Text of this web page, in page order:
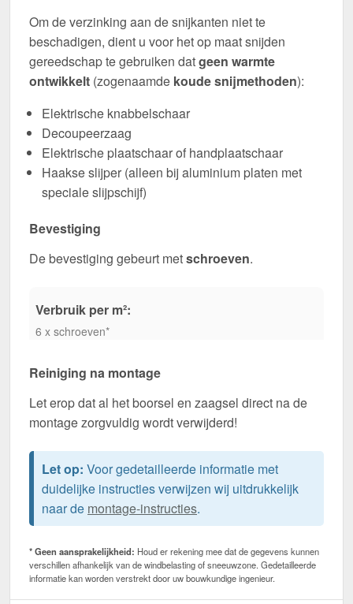
Om de verzinking aan de snijkanten niet te
beschadigen, dient u voor het op maat snijden
gereedschap te gebruiken datgeen warmte
ontwikkelt (zogenaamde koude snijmethoden):
Elektrische knabbelschaar
Decoupeerzaag
Elektrische plaatschaar of handplaatschaar
Haakse slijper (alleen bij aluminium platen met
speciale slijpschijf)
Bevestiging
De bevestiging gebeurt metschroeven.
Verbruik per m²:
6 x schroeven*
Reiniging na montage
Let erop dat al het boorsel en zaagsel direct na de
montage zorgvuldig wordt verwijderd!
Let op: Voor gedetailleerde informatie met
duidelijke instructies verwijzen wij uitdrukkelijk
naar de montage-instructies.
* Geen aansprakelijkheid: Houd er rekening mee dat de gegevens kunnen
verschillen afhankelijk van de windbelasting of sneeuwzone. Gedetailleerde
informatie kan worden verstrekt door uw bouwkundige ingenieur.